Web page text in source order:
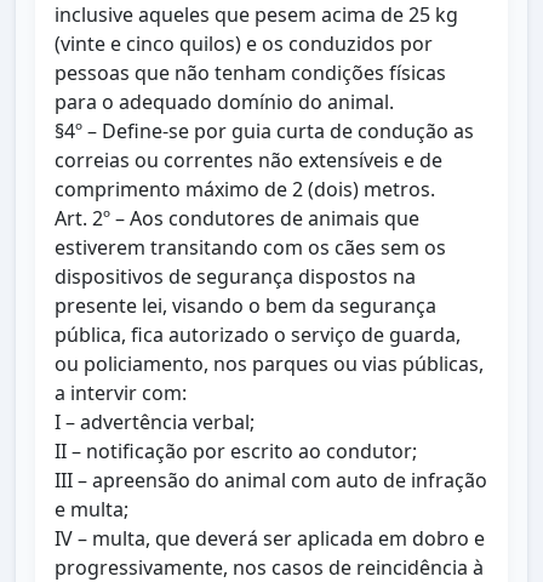
inclusive aqueles que pesem acima de 25 kg
(vinte e cinco quilos) e os conduzidos por
pessoas que não tenham condições físicas
para o adequado domínio do animal.
§4º – Define-se por guia curta de condução as
correias ou correntes não extensíveis e de
comprimento máximo de 2 (dois) metros.
Art. 2º – Aos condutores de animais que
estiverem transitando com os cães sem os
dispositivos de segurança dispostos na
presente lei, visando o bem da segurança
pública, fica autorizado o serviço de guarda,
ou policiamento, nos parques ou vias públicas,
a intervir com:
I – advertência verbal;
II – notificação por escrito ao condutor;
III – apreensão do animal com auto de infração
e multa;
IV – multa, que deverá ser aplicada em dobro e
progressivamente, nos casos de reincidência à